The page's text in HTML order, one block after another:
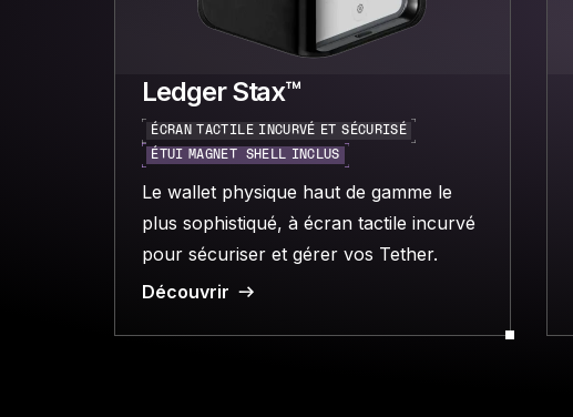
Ledger Stax™
ÉCRAN TACTILE INCURVÉ ET SÉCURISÉ
ÉTUI MAGNET SHELL INCLUS
Le wallet physique haut de gamme le
plus sophistiqué, à écran tactile incurvé
pour sécuriser et gérer vos Tether.
Découvrir